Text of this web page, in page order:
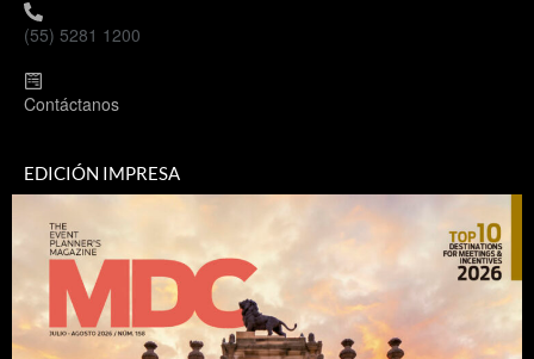
(55) 5281 1200
Contáctanos
EDICIÓN IMPRESA